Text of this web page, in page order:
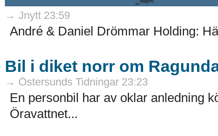
→ Jnytt 23:59
André & Daniel Drömmar Holding:
Bil i diket norr om
→ Östersunds Tidningar 23:23
En personbil har av oklar anledning
Öravattnet...